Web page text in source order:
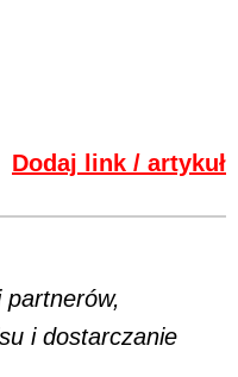
Dodaj link / artykuł
partnerów,
i dostarczanie